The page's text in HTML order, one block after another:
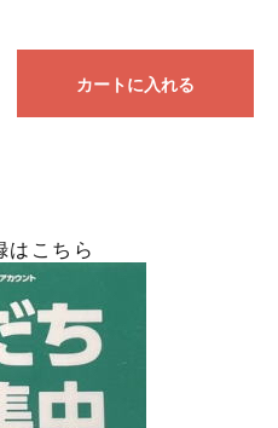
カートに入れる
はこちら